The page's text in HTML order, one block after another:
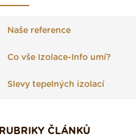
Naše reference
Co vše Izolace-Info umí?
Slevy tepelných izolací
RUBRIKY ČLÁNKŮ